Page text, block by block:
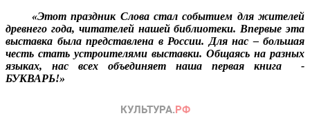
«Этот праздник Слова стал событием для жителей
древнего года, читателей нашей библиотеки. Впервые эта
выставка была представлена в России. Для нас – большая
честь стать устроителями выставки. Общаясь на разных
языках, нас всех объединяет наша первая книга -
БУКВАРЬ!»